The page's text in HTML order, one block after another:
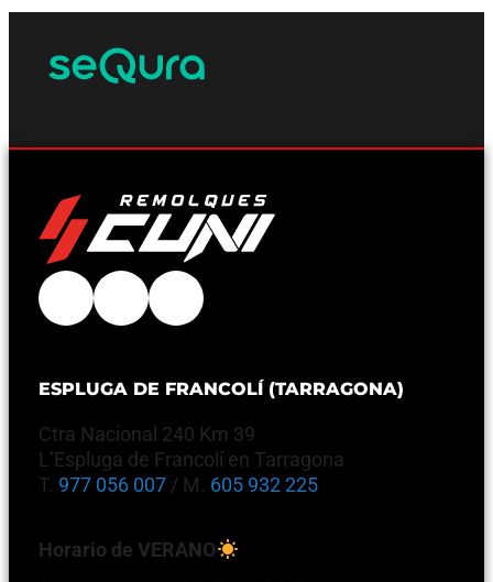
ESPLUGA DE FRANCOLÍ (TARRAGONA)
Ctra Nacional 240 Km 39
L’Espluga de Francolí en Tarragona
T. 977 056 007 / M. 605 932 225
Horario de VERANO